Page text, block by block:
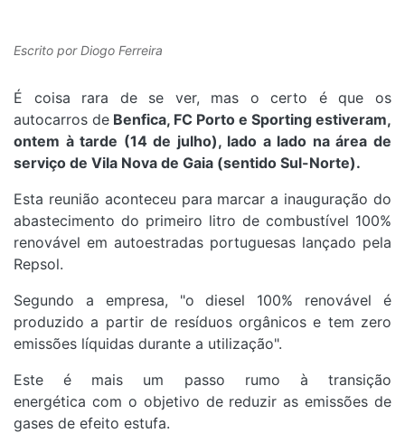
Escrito porDiogo Ferreira
É coisa rara de se ver, mas o certo é que os
autocarros de Benfica, FC Porto e Sporting estiveram,
ontem à tarde (14 de julho), lado a lado na área de
serviço de Vila Nova de Gaia (sentido Sul-Norte).
Esta reunião aconteceu para marcar a inauguração do
abastecimento do primeiro litro de combustível 100%
renovável em autoestradas portuguesas lançado pela
Repsol.
Segundo a empresa, "o diesel 100% renovável é
produzido a partir de resíduos orgânicos e tem zero
emissões líquidas durante a utilização".
Este é mais um passo rumo à transição
energética com o objetivo de reduzir as emissões de
gases de efeito estufa.